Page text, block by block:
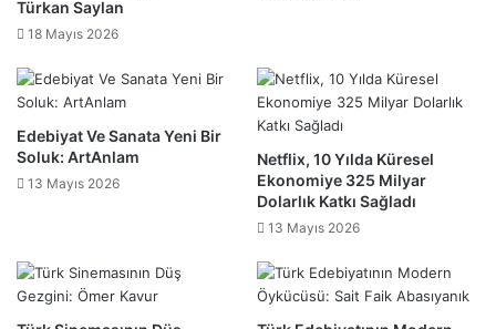
Türkan Saylan
18 Mayıs 2026
Edebiyat Ve Sanata Yeni Bir
Soluk: ArtAnlam
13 Mayıs 2026
Netflix, 10 Yılda Küresel
Ekonomiye 325 Milyar
Dolarlık Katkı Sağladı
13 Mayıs 2026